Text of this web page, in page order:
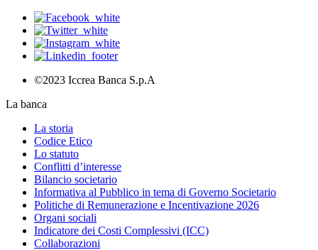
©2023 Iccrea Banca S.p.A
La banca
La storia
Codice Etico
Lo statuto
Conflitti d’interesse
Bilancio societario
Informativa al Pubblico in tema di Governo Societario
Politiche di Remunerazione e Incentivazione 2026
Organi sociali
Indicatore dei Costi Complessivi (ICC)
Collaborazioni